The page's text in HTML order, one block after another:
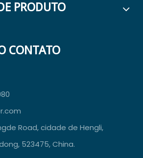
PRODUTO
CONTATO
Road, cidade de Hengli,
523475, China.